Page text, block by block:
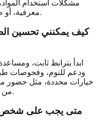
مشكلات استخدام
معرفية، أو ضيق مرتبط بالمرض المزمن والعزلة.
كيف يمكنني تحسين
ابدأ بترابط ثابت،
ودعم للنوم، وفحوصات
خيارات محددة، مثل حضور
من مطالبتهم بحل كل شيء دفعة واحدة.
متى يجب على شخص